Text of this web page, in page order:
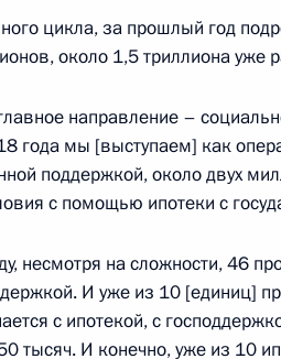
по межнациональным
18:20
жилищном обеспечении
в Иркутской области
цикла, за прошлый год
около 1,5 триллиона уже
направление –
года мы [выступаем] как
поддержкой, около двух
с помощью ипотеки с
несмотря на сложности, 46
И уже из 10 [единиц]
с ипотекой, с
тысяч. И конечно, уже из 10